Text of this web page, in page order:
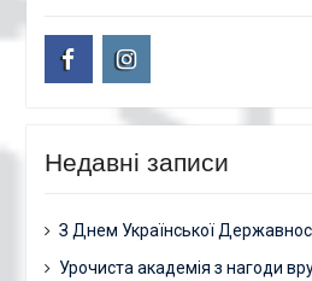
Недавні записи
З Днем Української
Урочиста академія з нагоди